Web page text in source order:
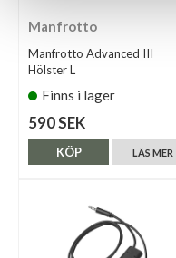
Manfrotto
Manfrotto Advanced III
Hölster L
Finns i lager
590 SEK
LÄS MER
KÖP